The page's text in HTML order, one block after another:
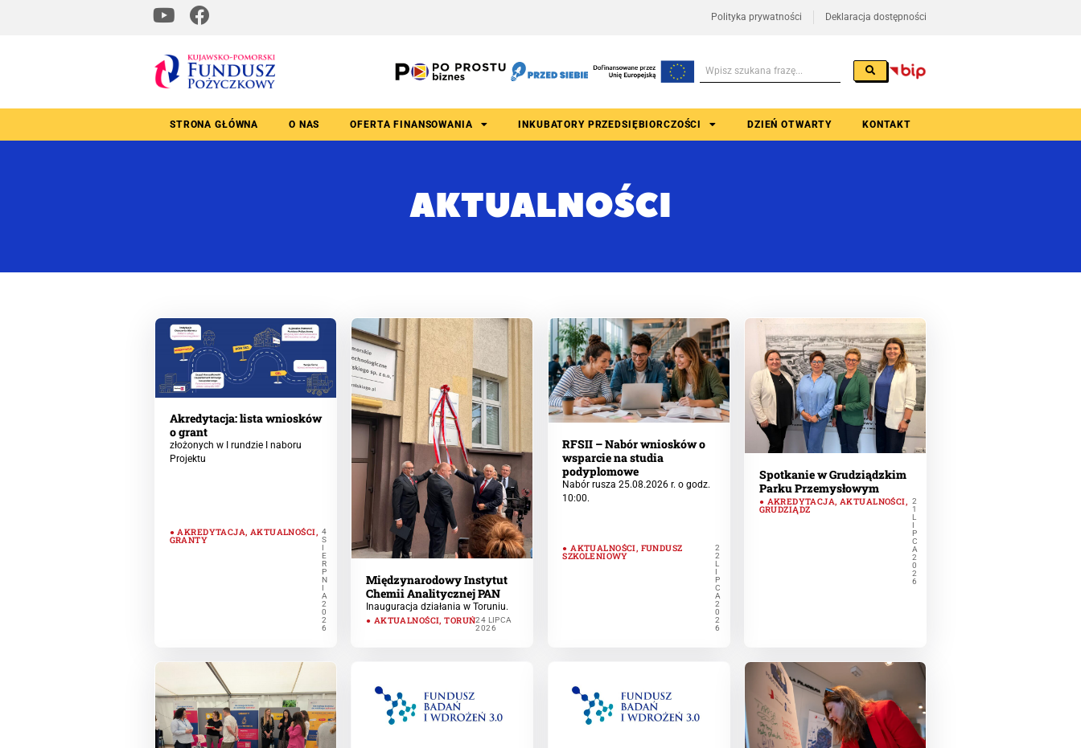
Polityka prywatności Deklaracja dostępności
STRONA GŁÓWNA O NAS OFERTA FINANSOWANIA INKUBATORY PRZEDSIĘBIORCZOŚCI DZIEŃ OTWARTY KONTAKT
AKTUALNOŚCI
Akredytacja: lista wniosków
o grant
złożonych w I rundzie I naboru
Projektu
AKREDYTACJA, AKTUALNOŚCI,
GRANTY
4
S
I
E
R
P
N
I
A
2
0
2
6
Międzynarodowy Instytut
Chemii Analitycznej PAN
Inauguracja działania w Toruniu.
AKTUALNOŚCI,TORUŃ24 LIPCA
2026
RFSII – Nabór wniosków o
wsparcie na studia
podyplomowe
Nabór rusza 25.08.2026 r. o godz.
10:00.
AKTUALNOŚCI, FUNDUSZ
SZKOLENIOWY
2
2
L
I
P
C
A
2
0
2
6
Spotkanie w Grudziądzkim
Parku Przemysłowym
AKREDYTACJA,AKTUALNOŚCI,
GRUDZIĄDZ
2
1
L
I
P
C
A
2
0
2
6